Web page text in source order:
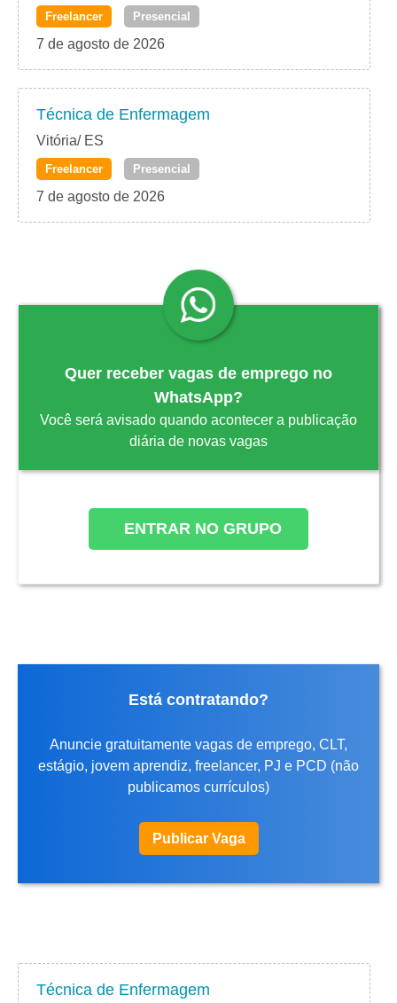
Freelancer Presencial
7 de agosto de 2026
Técnica de Enfermagem
Vitória/ ES
Freelancer Presencial
7 de agosto de 2026
Quer receber vagas de emprego no
WhatsApp?
Você será avisado quando acontecer a publicação
diária de novas vagas
ENTRAR NO GRUPO
Está contratando?
Anuncie gratuitamente vagas de emprego, CLT,
estágio, jovem aprendiz, freelancer, PJ e PCD (não
publicamos currículos)
Publicar Vaga
Técnica de Enfermagem